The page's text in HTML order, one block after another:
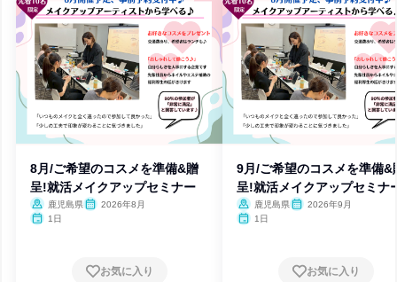
8月/ご希望のコスメを準備&贈
呈!就活メイクアップセミナー
鹿児島県
2026年8月
1日
お気に入り
9月/ご希望のコスメを準備&
呈!就活メイクアップセミナ
鹿児島県
2026年9月
1日
お気に入り